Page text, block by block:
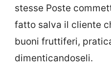
stesse Poste
fatto salva il cliente
buoni fruttiferi,
dimenticandoseli.